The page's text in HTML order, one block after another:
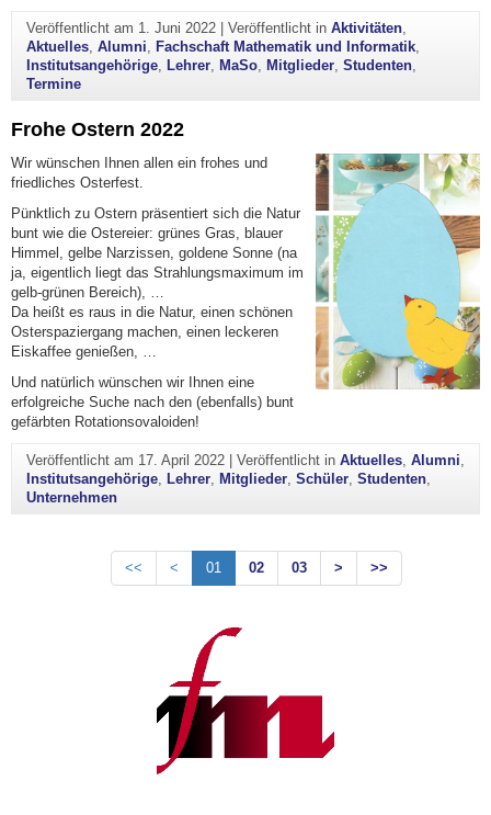
Veröffentlicht am 1. Juni 2022| Veröffentlicht in Aktivitäten,
Aktuelles, Alumni, Fachschaft Mathematik und Informatik,
Institutsangehörige, Lehrer, MaSo, Mitglieder, Studenten,
Termine
Frohe Ostern 2022
Wir wünschen Ihnen allen ein frohes und
friedliches Osterfest.
Pünktlich zu Ostern präsentiert sich die Natur
bunt wie die Ostereier: grünes Gras, blauer
Himmel, gelbe Narzissen, goldene Sonne (na
ja, eigentlich liegt das Strahlungsmaximum im
gelb-grünen Bereich), …
Da heißt es raus in die Natur, einen schönen
Osterspaziergang machen, einen leckeren
Eiskaffee genießen, …
Und natürlich wünschen wir Ihnen eine
erfolgreiche Suche nach den (ebenfalls) bunt
gefärbten Rotationsovaloiden!
Veröffentlicht am 17. April 2022| Veröffentlicht in Aktuelles, Alumni,
Institutsangehörige, Lehrer, Mitglieder, Schüler, Studenten,
Unternehmen
<< < 01 02 03 > >>